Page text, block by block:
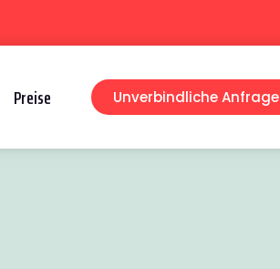
Preise Unverbindliche Anfrage